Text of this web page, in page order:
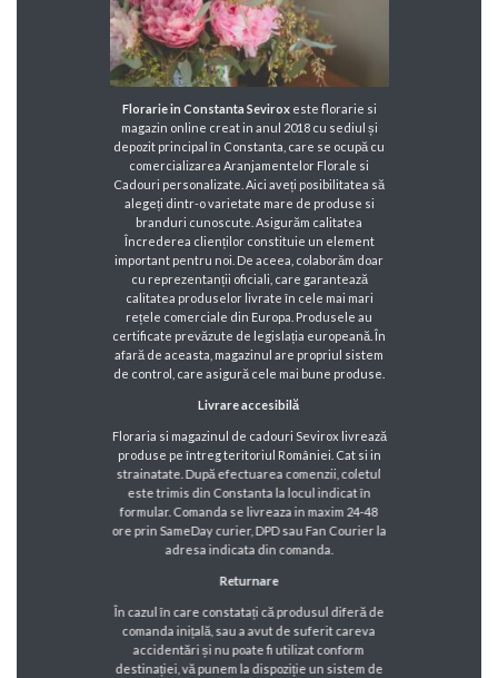
Florarie in Constanta Seviroxeste florarie si
magazin online creat in anul 2018 cu sediul și
depozit principal în Constanta, care se ocupă cu
comercializarea Aranjamentelor Florale si
Cadouri personalizate. Aici aveți posibilitatea să
alegeți dintr-o varietate mare de produse si
branduri cunoscute. Asigurăm calitatea
Încrederea clienților constituie un element
important pentru noi. De aceea, colaborăm doar
cu reprezentanții oficiali, care garantează
calitatea produselor livrate în cele mai mari
rețele comerciale din Europa. Produsele au
certificate prevăzute de legislația europeană. În
afară de aceasta, magazinul are propriul sistem
de control, care asigură cele mai bune produse.
Livrare accesibilă
Floraria si magazinul de cadouri Sevirox livrează
produse pe întreg teritoriul României. Cat si in
strainatate. După efectuarea comenzii, coletul
este trimis din Constanta la locul indicat în
formular. Comanda se livreaza in maxim 24-48
ore prin SameDay curier, DPD sau Fan Courier la
adresa indicata din comanda.
Returnare
În cazul în care constatați că produsul diferă de
comanda inițală, sau a avut de suferit careva
accidentări și nu poate fi utilizat conform
destinației, vă punem la dispoziție un sistem de